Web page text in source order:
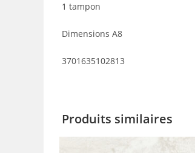
1 tampon
Dimensions A8
3701635102813
Produits similaires